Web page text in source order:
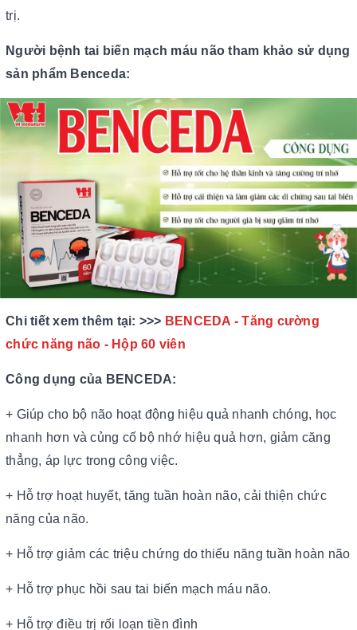
trị.
Người bệnh tai biến mạch máu não tham khảo sử dụng
sản phẩm Benceda:
Chi tiết xem thêm tại: >>> BENCEDA - Tăng cường
chức năng não - Hộp 60 viên
Công dụng của BENCEDA:
+ Giúp cho bộ não hoạt động hiệu quả nhanh chóng, học
nhanh hơn và củng cố bộ nhớ hiệu quả hơn, giảm căng
thẳng, áp lực trong công việc.
+ Hỗ trợ hoạt huyết, tăng tuần hoàn não, cải thiện chức
năng của não.
+ Hỗ trợ giảm các triệu chứng do thiểu năng tuần hoàn não
+ Hỗ trợ phục hồi sau tai biến mạch máu não.
+ Hỗ trợ điều trị rối loạn tiền đình